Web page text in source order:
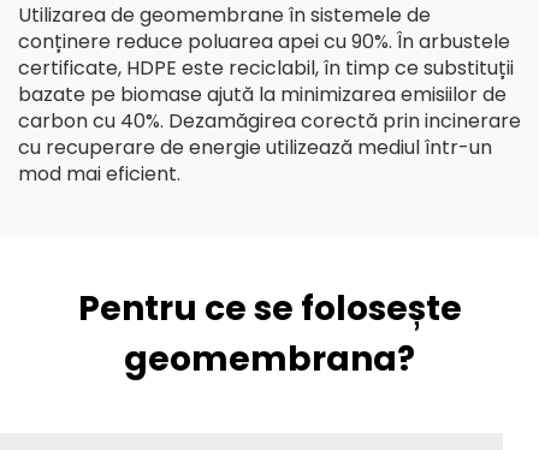
Utilizarea de geomembrane în sistemele de
conținere reduce poluarea apei cu 90%. În arbustele
certificate, HDPE este reciclabil, în timp ce substituții
bazate pe biomase ajută la minimizarea emisiilor de
carbon cu 40%. Dezamăgirea corectă prin incinerare
cu recuperare de energie utilizează mediul într-un
mod mai eficient.
Pentru ce se folosește
geomembrana?